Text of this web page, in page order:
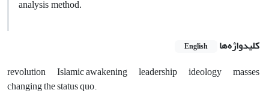
analysis method.
کلیدواژه‌ها English
revolution Islamic awakening leadership ideology
masses
changing the status quo.